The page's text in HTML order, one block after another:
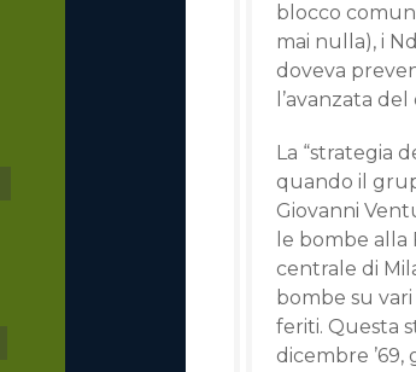
blocco
mai nulla), i
doveva
l’avanzata
La “strategia
quando il
Giovanni
le bombe alla
centrale di
bombe su
feriti. Questa
dicembre